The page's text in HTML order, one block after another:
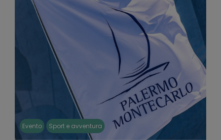
Evento Sport e avventura